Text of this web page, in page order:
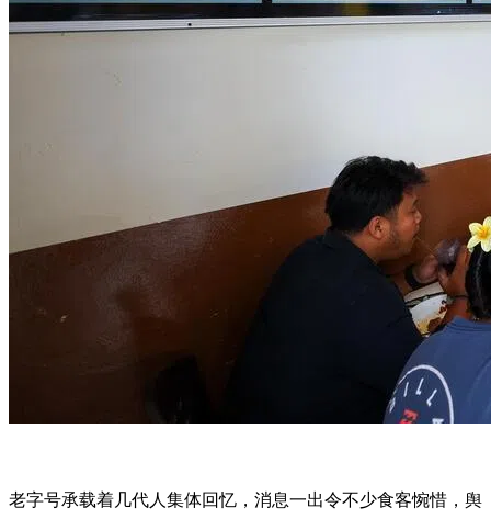
老字号承载着几代人集体回忆，消息一出令不少食客惋惜，舆